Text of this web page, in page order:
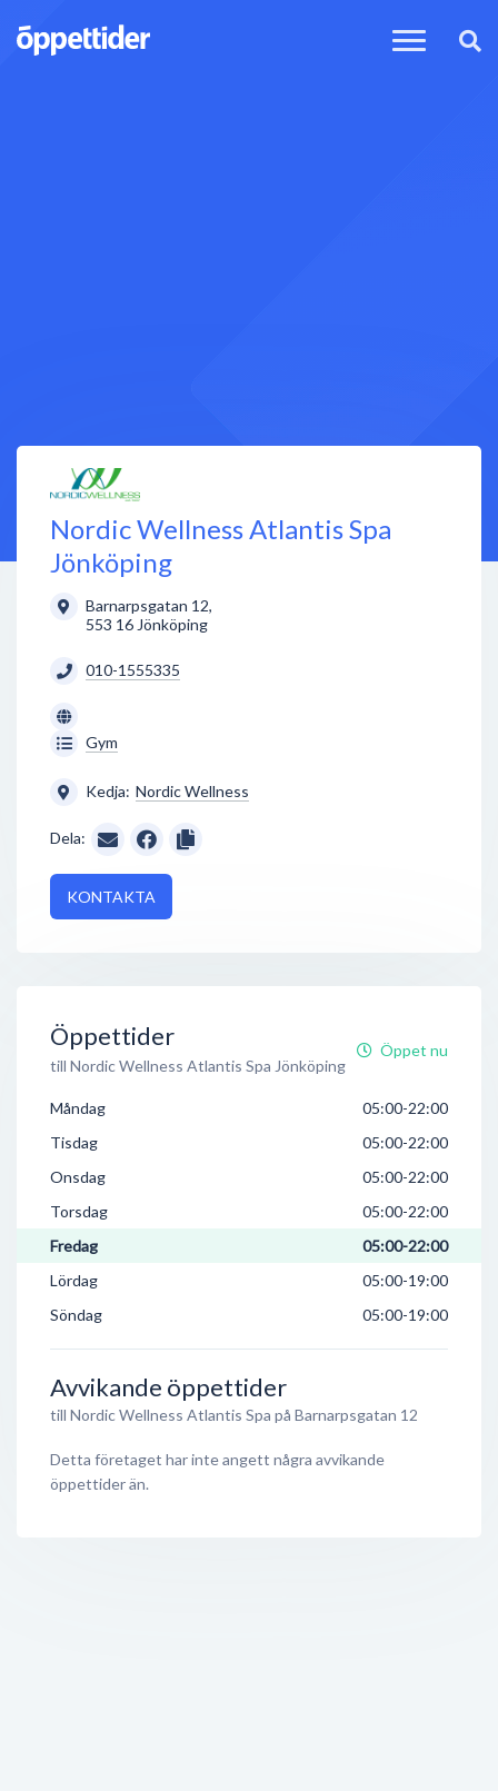
Nordic Wellness Atlantis Spa
Jönköping
Barnarpsgatan 12,
553 16 Jönköping
010-1555335
Gym
Kedja: Nordic Wellness
Dela:
KONTAKTA
Öppettider
till Nordic Wellness Atlantis Spa Jönköping
Öppet nu
Måndag
05:00-22:00
Tisdag
05:00-22:00
Onsdag
05:00-22:00
Torsdag
05:00-22:00
Fredag
05:00-22:00
Lördag
05:00-19:00
Söndag
05:00-19:00
Avvikande öppettider
till Nordic Wellness Atlantis Spa på Barnarpsgatan 12
Detta företaget har inte angett några avvikande
öppettider än.